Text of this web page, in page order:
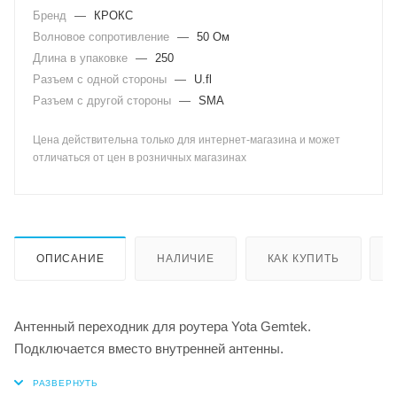
Бренд —
КРОКС
Волновое сопротивление — 50 Ом
Длина в упаковке — 250
Разъем с одной стороны —
U.fl
Разъем с другой стороны — SMA
Цена действительна только для интернет-магазина и может
отличаться от цен в розничных магазинах
ОПИСАНИЕ НАЛИЧИЕ КАК КУПИТЬ
Антенный переходник для роутера Yota Gemtek.
Подключается вместо внутренней антенны.